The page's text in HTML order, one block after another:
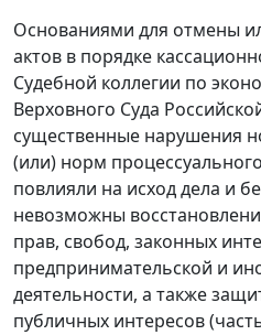
Основаниями для отмены
актов в порядке
Судебной коллегии по
Верховного Суда
существенные нарушения
(или) норм
повлияли на исход дела и
невозможны
прав, свобод, законных
предпринимательской и
деятельности, а также
публичных интересов